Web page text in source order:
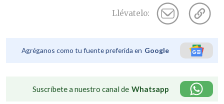
Llévatelo:
Agréganos como tu fuente preferida en Google
Suscríbete a nuestro canal de Whatsapp